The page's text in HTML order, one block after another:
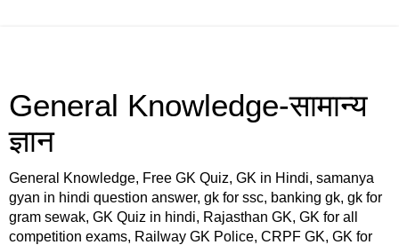
General Knowledge-सामान्य
ज्ञान
General Knowledge, Free GK Quiz, GK in Hindi, samanya
gyan in hindi question answer, gk for ssc, banking gk, gk for
gram sewak, GK Quiz in hindi, Rajasthan GK, GK for all
competition exams, Railway GK Police, CRPF GK, GK for